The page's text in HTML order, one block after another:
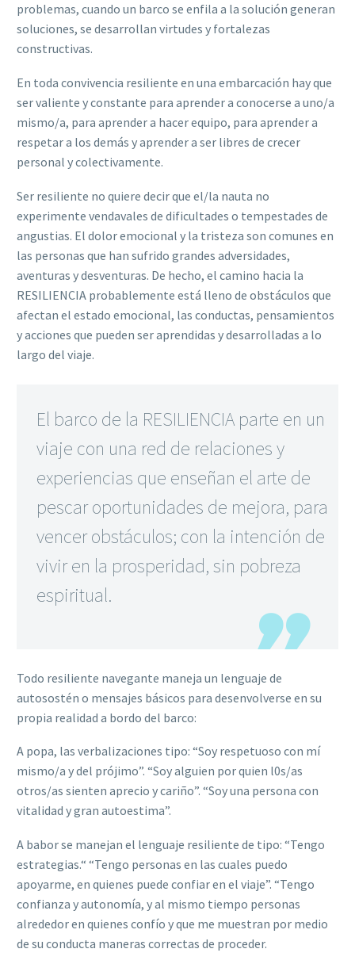
problemas, cuando un barco se enfila a la solución generan
soluciones, se desarrollan virtudes y fortalezas
constructivas.
En toda convivencia resiliente en una embarcación hay que
ser valiente y constante para aprender a conocerse a uno/a
mismo/a, para aprender a hacer equipo, para aprender a
respetar a los demás y aprender a ser libres de crecer
personal y colectivamente.
Ser resiliente no quiere decir que el/la nauta no
experimente vendavales de dificultades o tempestades de
angustias. El dolor emocional y la tristeza son comunes en
las personas que han sufrido grandes adversidades,
aventuras y desventuras. De hecho, el camino hacia la
RESILIENCIA probablemente está lleno de obstáculos que
afectan el estado emocional, las conductas, pensamientos
y acciones que pueden ser aprendidas y desarrolladas a lo
largo del viaje.
El barco de la RESILIENCIA parte en un
viaje con una red de relaciones y
experiencias que enseñan el arte de
pescar oportunidades de mejora, para
vencer obstáculos; con la intención de
vivir en la prosperidad, sin pobreza
espiritual.
Todo resiliente navegante maneja un lenguaje de
autosostén o mensajes básicos para desenvolverse en su
propia realidad a bordo del barco:
A popa, las verbalizaciones tipo: “Soy respetuoso con mí
mismo/a y del prójimo”. “Soy alguien por quien l0s/as
otros/as sienten aprecio y cariño”. “Soy una persona con
vitalidad y gran autoestima”.
A babor se manejan el lenguaje resiliente de tipo: “Tengo
estrategias.“ “Tengo personas en las cuales puedo
apoyarme, en quienes puede confiar en el viaje”. “Tengo
confianza y autonomía, y al mismo tiempo personas
alrededor en quienes confío y que me muestran por medio
de su conducta maneras correctas de proceder.